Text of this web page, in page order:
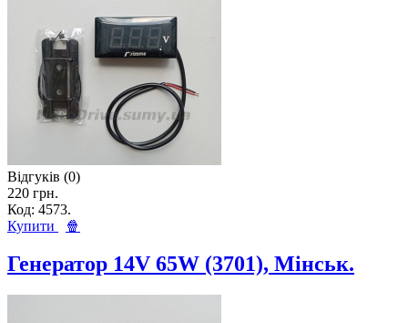
Відгуків (0)
220 грн.
Код: 4573.
Купити
🍿
Генератор 14V 65W (3701), Мінськ.